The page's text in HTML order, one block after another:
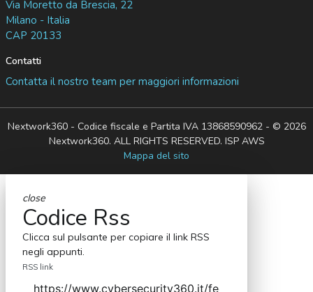
Via Moretto da Brescia, 22
Milano - Italia
CAP 20133
Contatti
Contatta il nostro team per maggiori informazioni
Nextwork360 - Codice fiscale e Partita IVA 13868590962 - © 2026
Nextwork360. ALL RIGHTS RESERVED. ISP AWS
Mappa del sito
close
Codice Rss
Clicca sul pulsante per copiare il link RSS
negli appunti.
RSS link